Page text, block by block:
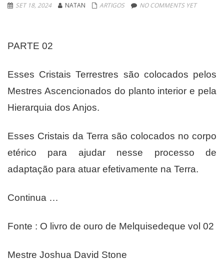
SET 18, 2024 NATAN ARTIGOS NO COMMENTS YET
PARTE 02
Esses Cristais Terrestres são colocados pelos
Mestres Ascencionados do planto interior e pela
Hierarquia dos Anjos.
Esses Cristais da Terra são colocados no corpo
etérico para ajudar nesse processo de
adaptação para atuar efetivamente na Terra.
Continua …
Fonte : O livro de ouro de Melquisedeque vol 02
Mestre Joshua David Stone